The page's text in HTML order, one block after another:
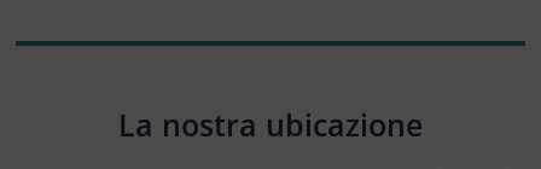
La nostra ubicazione